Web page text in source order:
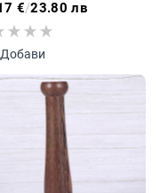
Смилане
Купа Ресторант
инструменти
€/23.80 лв
Добави